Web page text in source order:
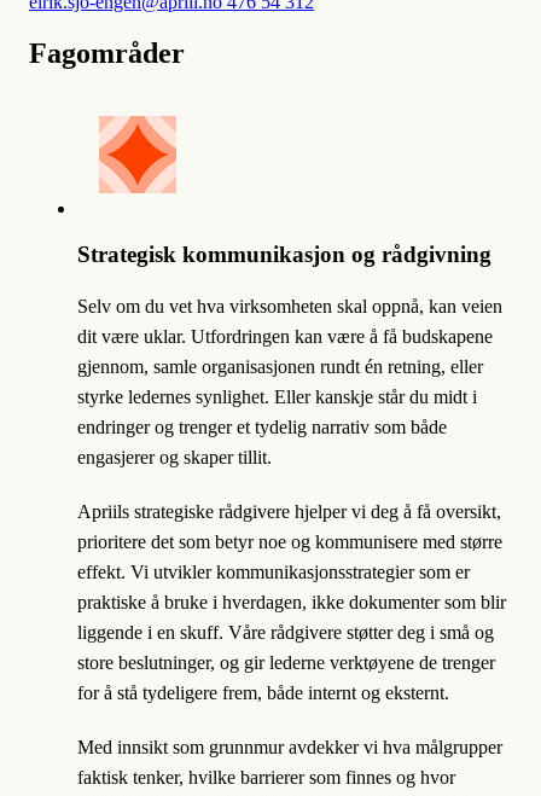
Fagområder
Strategisk kommunikasjon og rådgivning
Selv om du vet hva virksomheten skal oppnå, kan veien
dit være uklar. Utfordringen kan være å få budskapene
gjennom, samle organisasjonen rundt én retning, eller
styrke ledernes synlighet. Eller kanskje står du midt i
endringer og trenger et tydelig narrativ som både
engasjerer og skaper tillit.
Apriils strategiske rådgivere hjelper vi deg å få oversikt,
prioritere det som betyr noe og kommunisere med større
effekt. Vi utvikler kommunikasjonsstrategier som er
praktiske å bruke i hverdagen, ikke dokumenter som blir
liggende i en skuff. Våre rådgivere støtter deg i små og
store beslutninger, og gir lederne verktøyene de trenger
for å stå tydeligere frem, både internt og eksternt.
Med innsikt som grunnmur avdekker vi hva målgrupper
faktisk tenker, hvilke barrierer som finnes og hvor